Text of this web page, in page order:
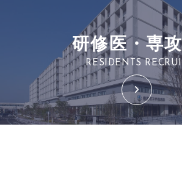
研修医・専
RESIDENTS